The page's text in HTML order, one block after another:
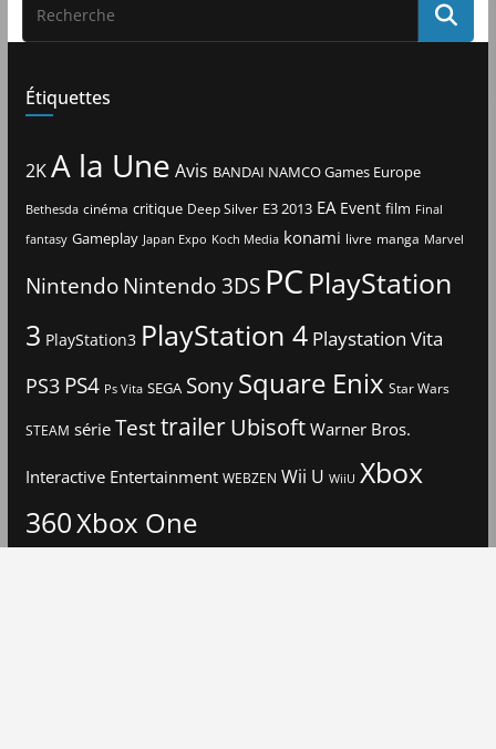
Étiquettes
2KA la Une Avis BANDAI NAMCO Games Europe
Bethesda cinéma critique Deep Silver E3 2013 EA Event film Final
fantasy Gameplay Japan Expo Koch Media konami livre manga Marvel
Nintendo Nintendo 3DS PCPlayStation
3 PlayStation3 PlayStation 4 Playstation Vita
PS3 PS4 Ps Vita SEGA Sony Square Enix Star Wars
STEAM série TesttrailerUbisoftWarner Bros.
Interactive Entertainment WEBZEN Wii U WiiU Xbox
360Xbox One